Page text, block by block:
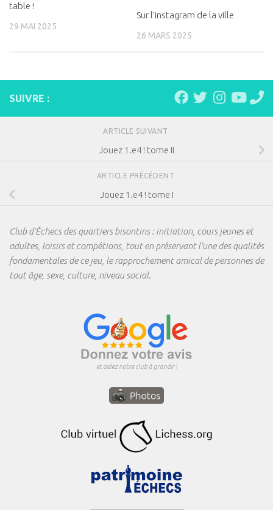
table !
29 MAI 2025
Sur l’instagram de la ville
26 MARS 2025
SUIVRE :
ARTICLE SUIVANT
Jouez 1.e4 ! tome II
ARTICLE PRÉCÉDENT
Jouez 1.e4 ! tome I
Club d'Échecs des quartiers bisontins : initiation, cours jeunes et
adultes, loisirs et compétions, tout en préservant l'une des qualités
fondamentales de ce jeu, le rapprochement amical de personnes de
tout âge, sexe, culture, niveau social.
et aidez notre club à grandir !